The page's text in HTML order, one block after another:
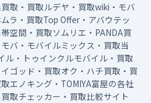
取・買取ルデヤ・買取wiki・モバ
ラ・買取Top Offer・アバウテッ
空間・買取ソムリエ・PANDA買
バ・モバイルミックス・買取当
ル・トゥインクルモバイル・買取
ゴッド・買取オク・ハチ買取・買
エノキング・TOMIYA富屋の各社
取チェッカー・買取比較サイト